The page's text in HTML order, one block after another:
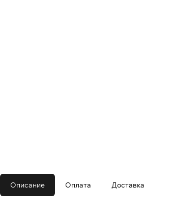
Описание Оплата Доставка